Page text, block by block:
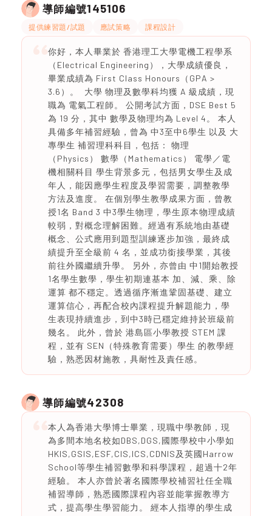
導師編號145106
提供練習題/試題 應試策略 課程設計
你好，本人畢業於 香港理工大學電機工程學系
（Electrical Engineering），大學成績優良，
畢業成績為 First Class Honours（GPA >
3.6）。 大學 物理及數學科均獲 A 級成績，現
職為 電氣工程師。 公開考試方面，DSE Best 5
為 19 分，其中 數學及物理均為 Level 4。 本人
具備多年補習經驗，曾為 中3至中6學生 以及 大
專學生 補習理科科目，包括： 物理
（Physics） 數學（Mathematics） 電學／電
機相關科目 學生背景多元，包括男女學生及成
年人，能因應學生程度及學習需要，調整教學
方法及進度。 在個別學生教學成果方面，曾教
授1名 Band 3 中3學生物理，學生原本物理成績
較弱，對概念理解困難。經過有系統地由基礎
概念、公式應用到題型訓練逐步加強，最終成
績提升至全級前 4 名，並成功銜接學業，其後
前往外國繼續升學。 另外，亦曾由 中1開始教授
1名學生數學，學生初期連基本 加、減、乘、除
運算 都不穩定。透過循序漸進鞏固基礎、建立
運算信心，再配合校內課程提升解題能力，學
生表現持續進步，到中3時已穩定維持於班級前
幾名。 此外，曾於 港島區小學教授 STEM 課
程，並有 SEN（特殊教育需要）學生 的教學經
驗，熟悉因材施教，具耐性及責任感。
導師編號42308
本人為香港大學博士畢業，現職中學教師，現
為多間本地名校如DBS,DGS,國際學校中小學如
HKIS,GSIS,ESF,CIS,ICS,CDNIS及英國Harrow
School等學生補習數學和科學課程，超過十2年
經驗。 本人亦曾於著名國際學校補習社任全職
補習導師，熟悉國際課程內容並能掌握教導方
式，提高學生學習能力。 經本人指導的學生成